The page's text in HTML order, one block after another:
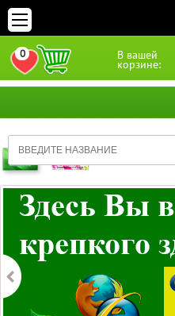
В вашей
корзине:
0
ПЕРЕЙТИ В ИЗБРАННОЕ